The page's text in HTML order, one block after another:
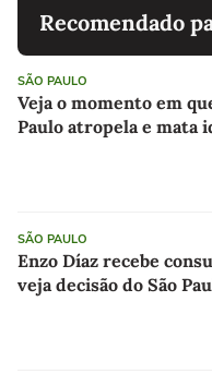
Recomendado
SÃO PAULO
Veja o momento em
Paulo atropela e mata
SÃO PAULO
Enzo Díaz recebe
veja decisão do São